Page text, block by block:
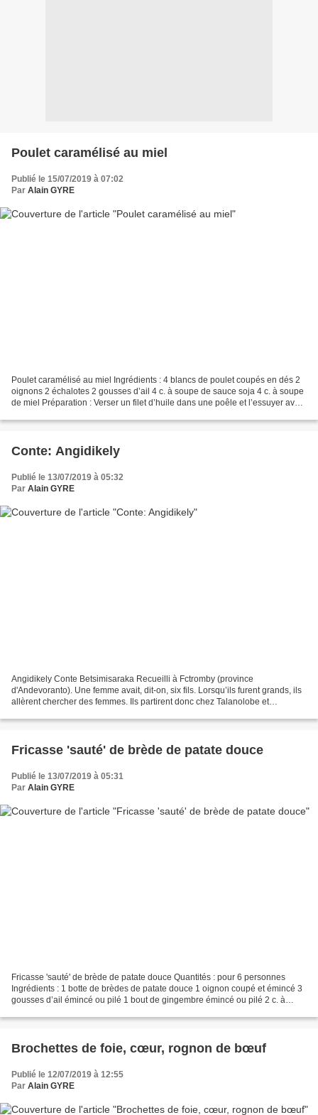
Poulet caramélisé au miel
Publié le 15/07/2019 à 07:02
Par Alain GYRE
Poulet caramélisé au miel Ingrédients : 4 blancs de poulet coupés en dés 2
oignons 2 échalotes 2 gousses d’ail 4 c. à soupe de sauce soja 4 c. à soupe
de miel Préparation : Verser un filet d’huile dans une poêle et l’essuyer avec
Conte: Angidikely
Publié le 13/07/2019 à 05:32
Par Alain GYRE
Angidikely Conte Betsimisaraka Recueilli à Fctromby (province
d'Andevoranto). Une femme avait, dit-on, six fils. Lorsqu’ils furent grands, ils
allèrent chercher des femmes. Ils partirent donc chez Talanolobe et
Fricasse 'sauté' de brède de patate douce
Publié le 13/07/2019 à 05:31
Par Alain GYRE
Fricasse 'sauté' de brède de patate douce Quantités : pour 6 personnes
Ingrédients : 1 botte de brèdes de patate douce 1 oignon coupé et émincé 3
gousses d’ail émincé ou pilé 1 bout de gingembre émincé ou pilé 2 c. à
Brochettes de foie, cœur, rognon de bœuf
Publié le 12/07/2019 à 12:55
Par Alain GYRE